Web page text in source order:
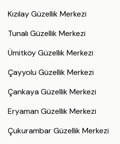
Kızılay Güzellik Merkezi
Tunalı Güzellik Merkezi
Ümitköy Güzellik Merkezi
Çayyolu Güzellik Merkezi
Çankaya Güzellik Merkezi
Eryaman Güzellik Merkezi
Çukurambar Güzellik Merkezi